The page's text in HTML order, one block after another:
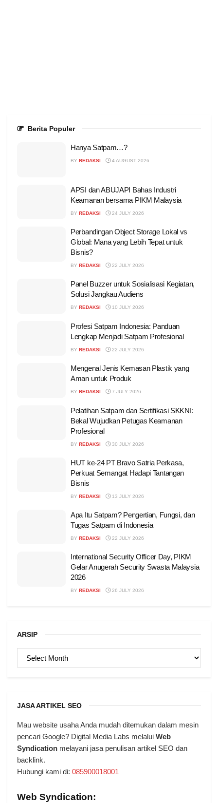
Berita Populer
Hanya Satpam…?
BY REDAKSI 4 AUGUST 2026
APSI dan ABUJAPI Bahas Industri
Keamanan bersama PIKM Malaysia
BY REDAKSI 24 JULY 2026
Perbandingan Object Storage Lokal vs
Global: Mana yang Lebih Tepat untuk
Bisnis?
BY REDAKSI 22 JULY 2026
Panel Buzzer untuk Sosialisasi Kegiatan,
Solusi Jangkau Audiens
BY REDAKSI 10 JULY 2026
Profesi Satpam Indonesia: Panduan
Lengkap Menjadi Satpam Profesional
BY REDAKSI 22 JULY 2026
Mengenal Jenis Kemasan Plastik yang
Aman untuk Produk
BY REDAKSI 7 JULY 2026
Pelatihan Satpam dan Sertifikasi SKKNI:
Bekal Wujudkan Petugas Keamanan
Profesional
BY REDAKSI 30 JULY 2026
HUT ke-24 PT Bravo Satria Perkasa,
Perkuat Semangat Hadapi Tantangan
Bisnis
BY REDAKSI 13 JULY 2026
Apa Itu Satpam? Pengertian, Fungsi, dan
Tugas Satpam di Indonesia
BY REDAKSI 22 JULY 2026
International Security Officer Day, PIKM
Gelar Anugerah Security Swasta Malaysia
2026
BY REDAKSI 26 JULY 2026
ARSIP
JASA ARTIKEL SEO
Mau website usaha Anda mudah ditemukan dalam mesin
pencari Google? Digital Media Labs melalui Web
Syndication melayani jasa penulisan artikel SEO dan
backlink.
Hubungi kami di: 085900018001
Web Syndication: